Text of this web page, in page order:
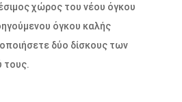
χώρος του νέου όγκου
όγκου καλής
δύο δίσκους των
τους.